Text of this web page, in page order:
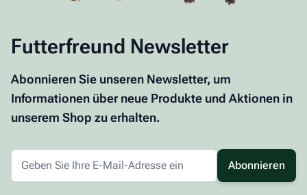
Futterfreund Newsletter
Abonnieren Sie unseren Newsletter, um
Informationen über neue Produkte und Aktionen in
unserem Shop zu erhalten.
Abonnieren